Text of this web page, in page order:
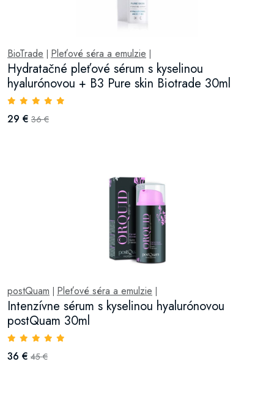
BioTrade | Pleťové séra a emulzie |
Hydratačné pleťové sérum s kyselinou
hyalurónovou + B3 Pure skin Biotrade 30ml
29 € 36 €
postQuam | Pleťové séra a emulzie |
Intenzívne sérum s kyselinou hyalurónovou
postQuam 30ml
36 € 45 €